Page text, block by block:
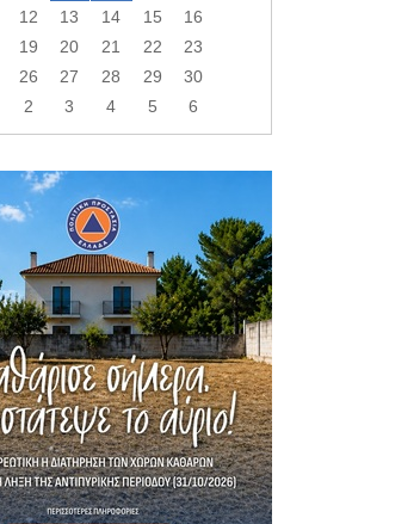
12 13 14 15
16
19 20 21 22
23
26 27 28 29
30
2 3 4 5 6